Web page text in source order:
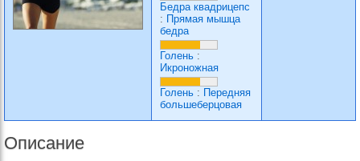
Бедра квадрицепс
: Прямая мышца
бедра
Голень :
Икроножная
Голень : Передняя
большеберцовая
Описание